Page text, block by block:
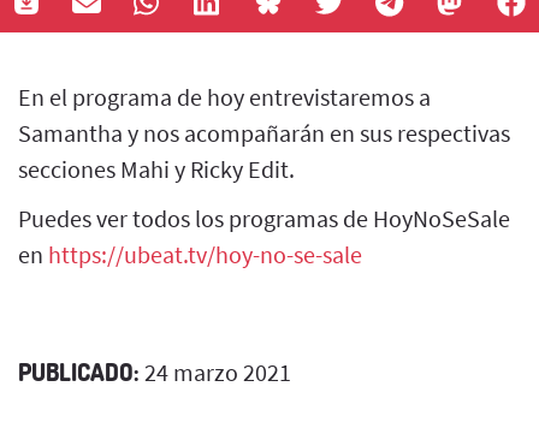
En el programa de hoy entrevistaremos a
Samantha y nos acompañarán en sus respectivas
secciones Mahi y Ricky Edit.
Puedes ver todos los programas de HoyNoSeSale
en https://ubeat.tv/hoy-no-se-sale
PUBLICADO: 24 marzo 2021